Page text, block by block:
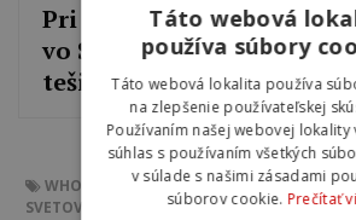
Pri poslednom štarte
vo Svetovom pohári sa z
tešil Alan Hatherly
WHOOP UCI MOUNTAIN BIKE WORLD
SVETOVÝ POHÁR
LENZERHEIDE XCC VICTOR
Táto webová
používa súbory
Táto webová lokalita používa
na zlepšenie používateľskej
Používaním našej webovej lokality
súhlas s používaním všetkých
v súlade s našimi zásadami
súborov cookie. Prečítať